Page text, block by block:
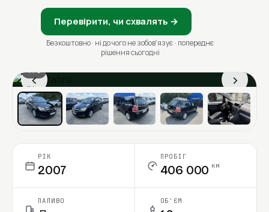
Перевірити, чи схвалять →
Безкоштовно · ні до чого не зобовʼязує · попереднє
рішення сьогодні
‹ ›
1 / 6
Ціна в місяць
РІК
2007
ПРОБІГ
406 000 км
ПАЛИВО ОБ'ЄМ